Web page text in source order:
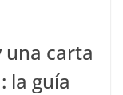
una carta
la guía